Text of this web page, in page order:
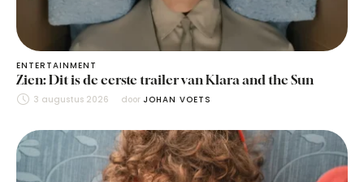
ENTERTAINMENT
Zien: Dit is de eerste trailer van Klara and the Sun
3 augustus 2026 door JOHAN VOETS